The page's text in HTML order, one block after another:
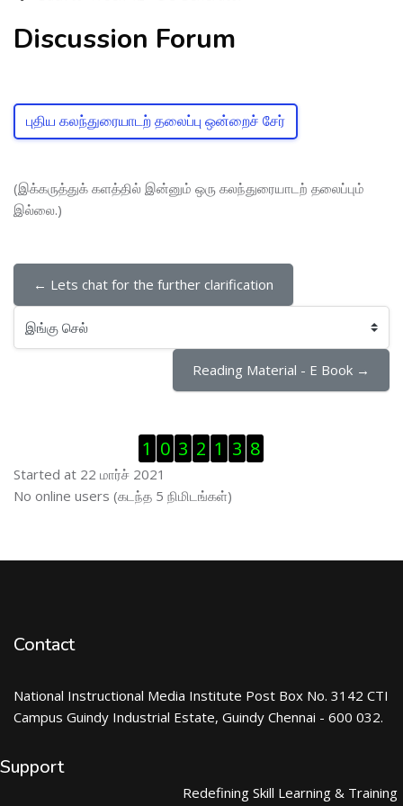
Discussion Forum
புதிய கலந்துரையாடற் தலைப்பு ஒன்றைச் சேர்
(இக்கருத்துக் களத்தில் இன்னும் ஒரு கலந்துரையாடற் தலைப்பும்
இல்லை.)
← Lets chat for the further clarification
இங்கு செல்
Reading Material - E Book →
Visitor Counter ஐத் தவிர்
1 0 3 2 1 3 8
Started at 22 மார்ச் 2021
இணைப்புநிலைப் பயனாளர் ஐத் தவிர்
No online users (கடந்த 5 நிமிடங்கள்)
Contact
National Instructional Media Institute Post Box No. 3142 CTI
Campus Guindy Industrial Estate, Guindy Chennai - 600 032.
Support
Redefining Skill Learning & Training